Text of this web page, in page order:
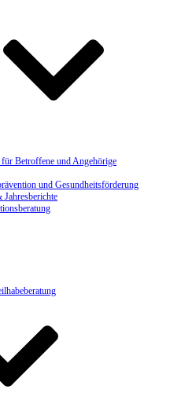
Betroffene und Angehörige
und Gesundheitsförderung